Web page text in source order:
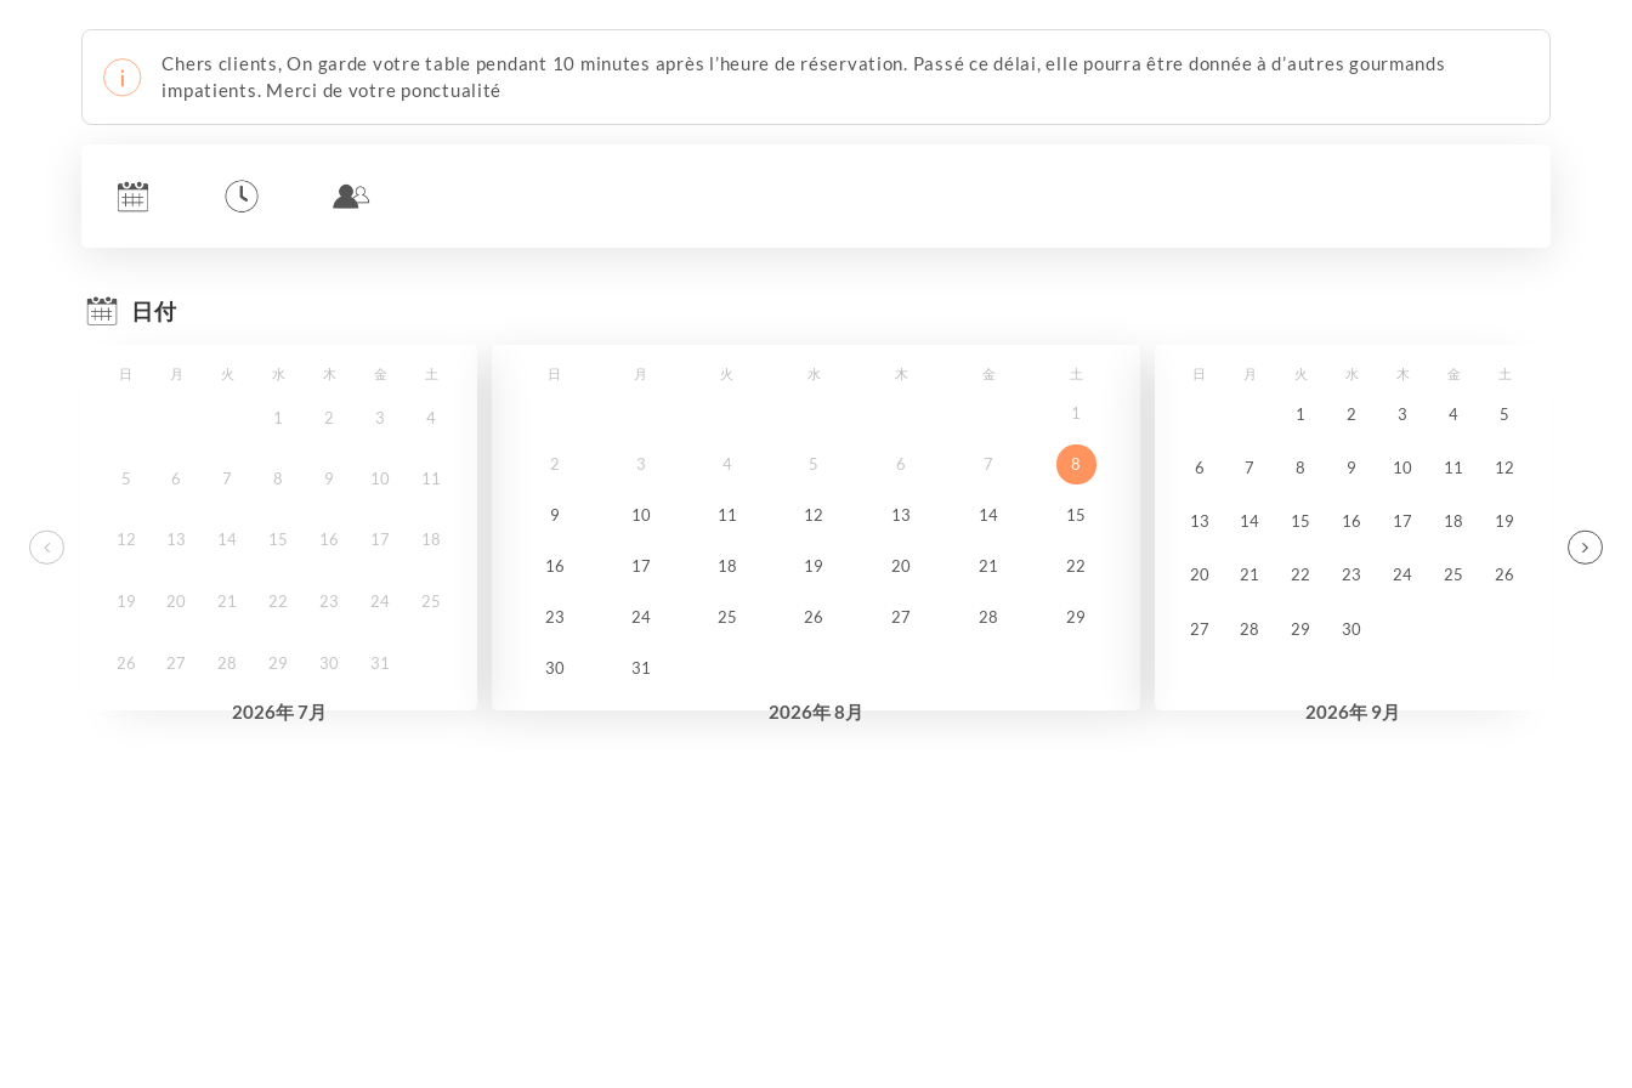
Chers clients, On garde votre table pendant 10 minutes après l’heure de réservation. Passé ce délai, elle pourra être donnée à d’autres gourmands
impatients. Merci de votre ponctualité
日付
2026年7月
日 月 火 水 木 金 土
1 2 3 4
5 6 7 8 9 10 11
12 13 14 15 16 17 18
19 20 21 22 23 24 25
26 27 28 29 30 31
2026年8月
日 月 火 水 木 金 土
1
2 3 4 5 6 7 8
9 10 11 12 13 14 15
16 17 18 19 20 21 22
23 24 25 26 27 28 29
30 31
2026年 9月
日 月 火 水 木 金 土
1 2 3 4 5
6 7 8 9 10 11 12
13 14 15 16 17 18 19
20 21 22 23 24 25 26
27 28 29 30